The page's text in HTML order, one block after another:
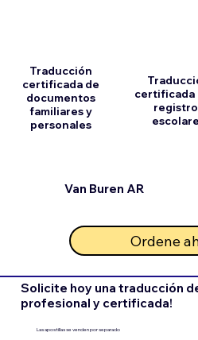
Van Buren AR
Traducción
certificada de
documentos
familiares y
personales
certificada
Ordene
Solicite hoy una traducción
profesional y certificada!
Las apostillas se venden por separado